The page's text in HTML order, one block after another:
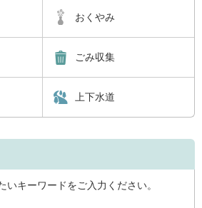
おくやみ
ごみ収集
上下水道
いキーワードをご入力ください。